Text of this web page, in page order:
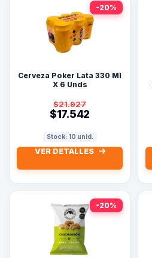
-20%
Cerveza Poker Lata 330 Ml
X 6 Unds
$21.927
$17.542
Stock: 10 unid.
VER DETALLES
-20%